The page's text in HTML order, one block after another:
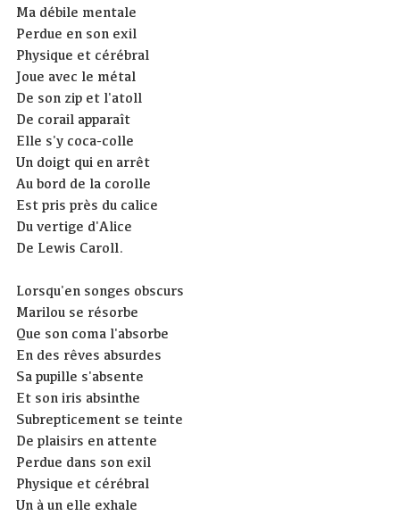
Ma débile mentale
Perdue en son exil
Physique et cérébral
Joue avec le métal
De son zip et l'atoll
De corail apparaît
Elle s'y coca-colle
Un doigt qui en arrêt
Au bord de la corolle
Est pris près du calice
Du vertige d'Alice
De Lewis Caroll.
Lorsqu'en songes obscurs
Marilou se résorbe
Que son coma l'absorbe
En des rêves absurdes
Sa pupille s'absente
Et son iris absinthe
Subrepticement se teinte
De plaisirs en attente
Perdue dans son exil
Physique et cérébral
Un à un elle exhale